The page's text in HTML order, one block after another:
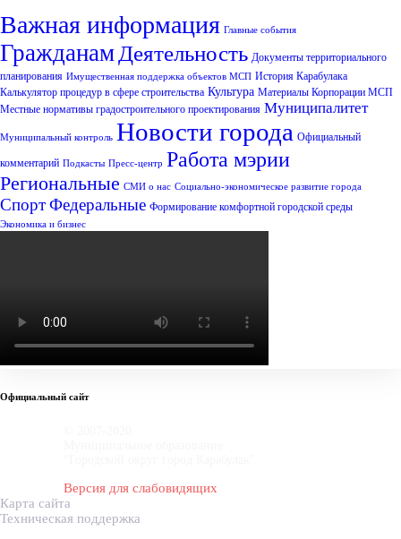
Важная информация Главные события
Гражданам Деятельность Документы территориального
планирования Имущественная поддержка объектов МСП История Карабулака
Калькулятор процедур в сфере строительства Культура Материалы Корпорации МСП
Местные нормативы градостроительного проектирования Муниципалитет
Муниципальный контроль Новости города Официальный
комментарий Подкасты Пресс-центр Работа мэрии
Региональные СМИ о нас Социально-экономическое развитие города
СпортФедеральные Формирование комфортной городской среды
Экономика и бизнес
Официальный сайт
Версия для слабовидящих
Карта сайта
Техническая поддержка